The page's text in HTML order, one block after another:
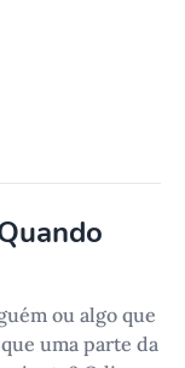
ou algo que
uma parte da